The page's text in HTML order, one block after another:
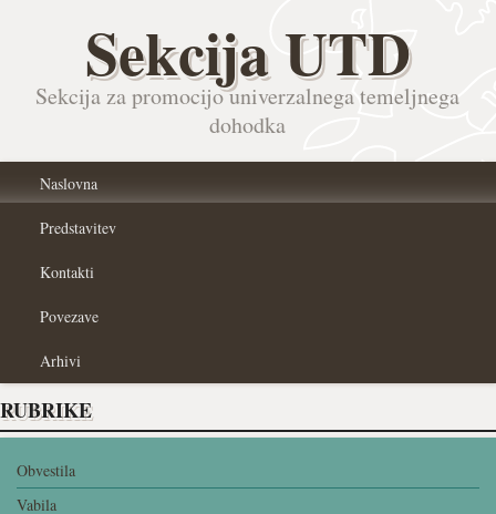
Sekcija UTD
Sekcija za promocijo univerzalnega temeljnega
dohodka
Naslovna
Predstavitev
Kontakti
Povezave
Arhivi
RUBRIKE
Obvestila
Vabila